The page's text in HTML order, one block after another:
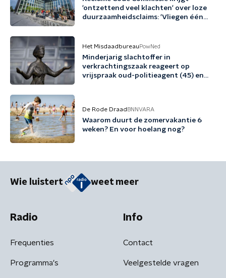
'ontzettend veel klachten' over loze
duurzaamheidsclaims: 'Vliegen één
Het Misdaadbureau PowNed
Minderjarig slachtoffer in
verkrachtingszaak reageert op
vrijspraak oud-politieagent (45) en
De Rode Draad BNNVARA
Waarom duurt de zomervakantie 6
weken? En voor hoelang nog?
Wie luistert weet meer
Radio
Frequenties
Programma's
Info
Contact
Veelgestelde vragen